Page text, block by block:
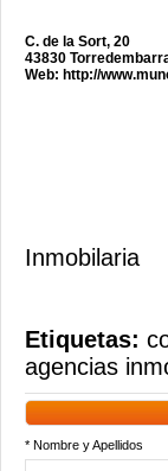
C. de la Sort, 20
43830
Web: http://
Inmobilaria
Etiquetas:
agencias
* Nombre y Apellidos